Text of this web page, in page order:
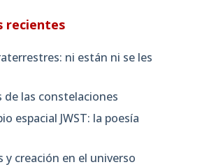
recientes
ni están ni se les
de las constelaciones
espacial JWST: la poesía
y creación en el universo